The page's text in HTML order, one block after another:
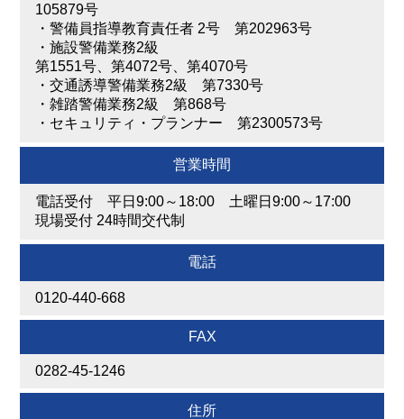
105879号
・ 警備員指導教育責任者 2号 第202963号
・ 施設警備業務2級
第1551号、第4072号、第4070号
・ 交通誘導警備業務2級 第7330号
・ 雑踏警備業務2級 第868号
・ セキュリティ・プランナー 第2300573号
営業時間
電話受付 平日9:00～18:00 土曜日9:00～17:00
現場受付 24時間交代制
電話
0120-440-668
FAX
0282-45-1246
住所